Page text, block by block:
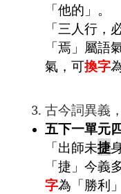
「他的」。
「三人行，
「焉」屬語
氣，可換字
3. 古今詞異義
五下一單元
「出師未捷
「捷」今義
字為「勝利」